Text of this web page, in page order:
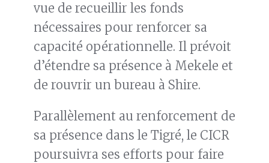
vue de recueillir les fonds
nécessaires pour renforcer sa
capacité opérationnelle. Il prévoit
d’étendre sa présence à Mekele et
de rouvrir un bureau à Shire.
Parallèlement au renforcement de
sa présence dans le Tigré, le CICR
poursuivra ses efforts pour faire